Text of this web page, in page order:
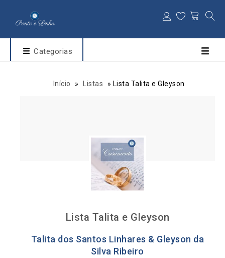
Categorias
Início » Listas » Lista Talita e Gleyson
Lista Talita e Gleyson
Talita dos Santos Linhares & Gleyson da
Silva Ribeiro